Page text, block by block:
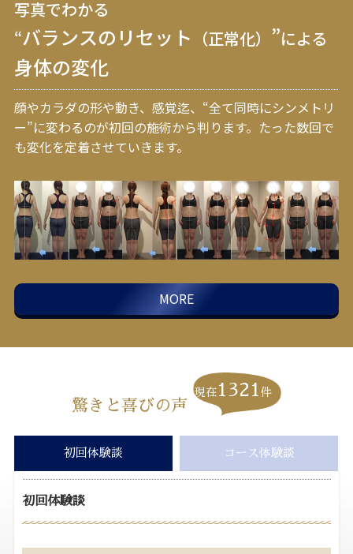
写真でわかる
“バランスのリセット （正常化） ”による
身体の変化
顔やカラダの形や動き、感覚迄、“全て同時にシンメトリ
ー”に変わるのが初回の施術から判ります。 たった数回で
も変化を定着させていきます。
MORE
驚きと喜びの声
現在 1321 件
初回体験談 コース体験談
初回体験談